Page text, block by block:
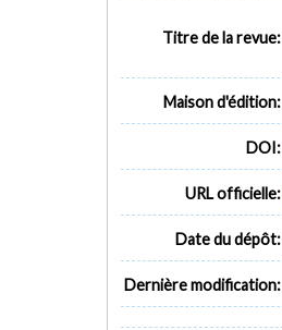
Titre de la revue:
Maison d'édition:
DOI:
URL officielle:
Date du dépôt:
Dernière modification: